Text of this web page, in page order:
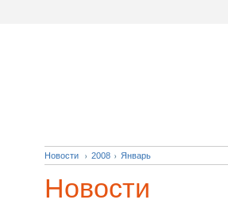
Новости 2008 Январь
Новости